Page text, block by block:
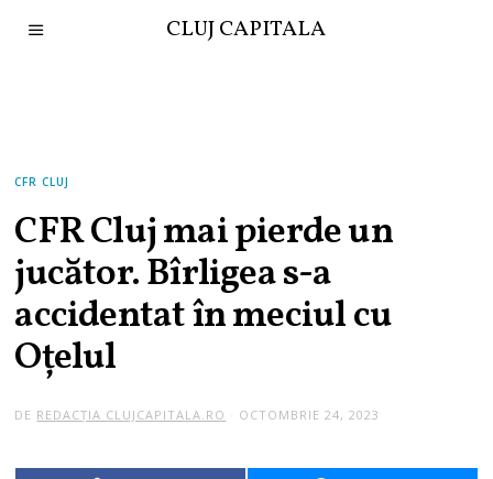
CLUJ CAPITALA
CFR CLUJ
CFR Cluj mai pierde un
jucător. Bîrligea s-a
accidentat în meciul cu
Oțelul
DE REDACȚIA CLUJCAPITALA.RO OCTOMBRIE 24, 2023